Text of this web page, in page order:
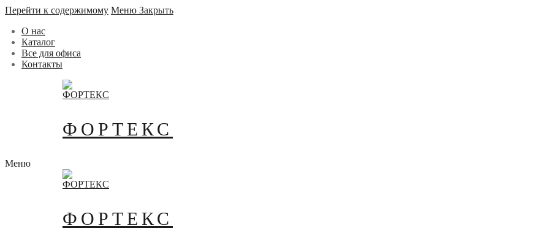
Перейти к содержимому Меню Закрыть
О нас
Каталог
Все для офиса
Контакты
ФОРТЕКС
Меню
ФОРТЕКС